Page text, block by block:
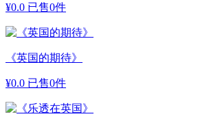
¥0.0 已售0件
《英国的期待》
¥0.0 已售0件